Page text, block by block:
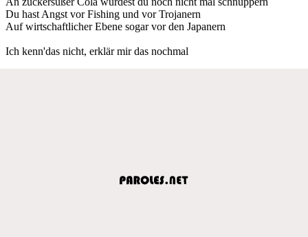
Du hast Angst vor Fishing und vor Trojanern
Auf wirtschaftlicher Ebene sogar vor den Japanern
Ich kenn'das nicht, erklär mir das nochmal